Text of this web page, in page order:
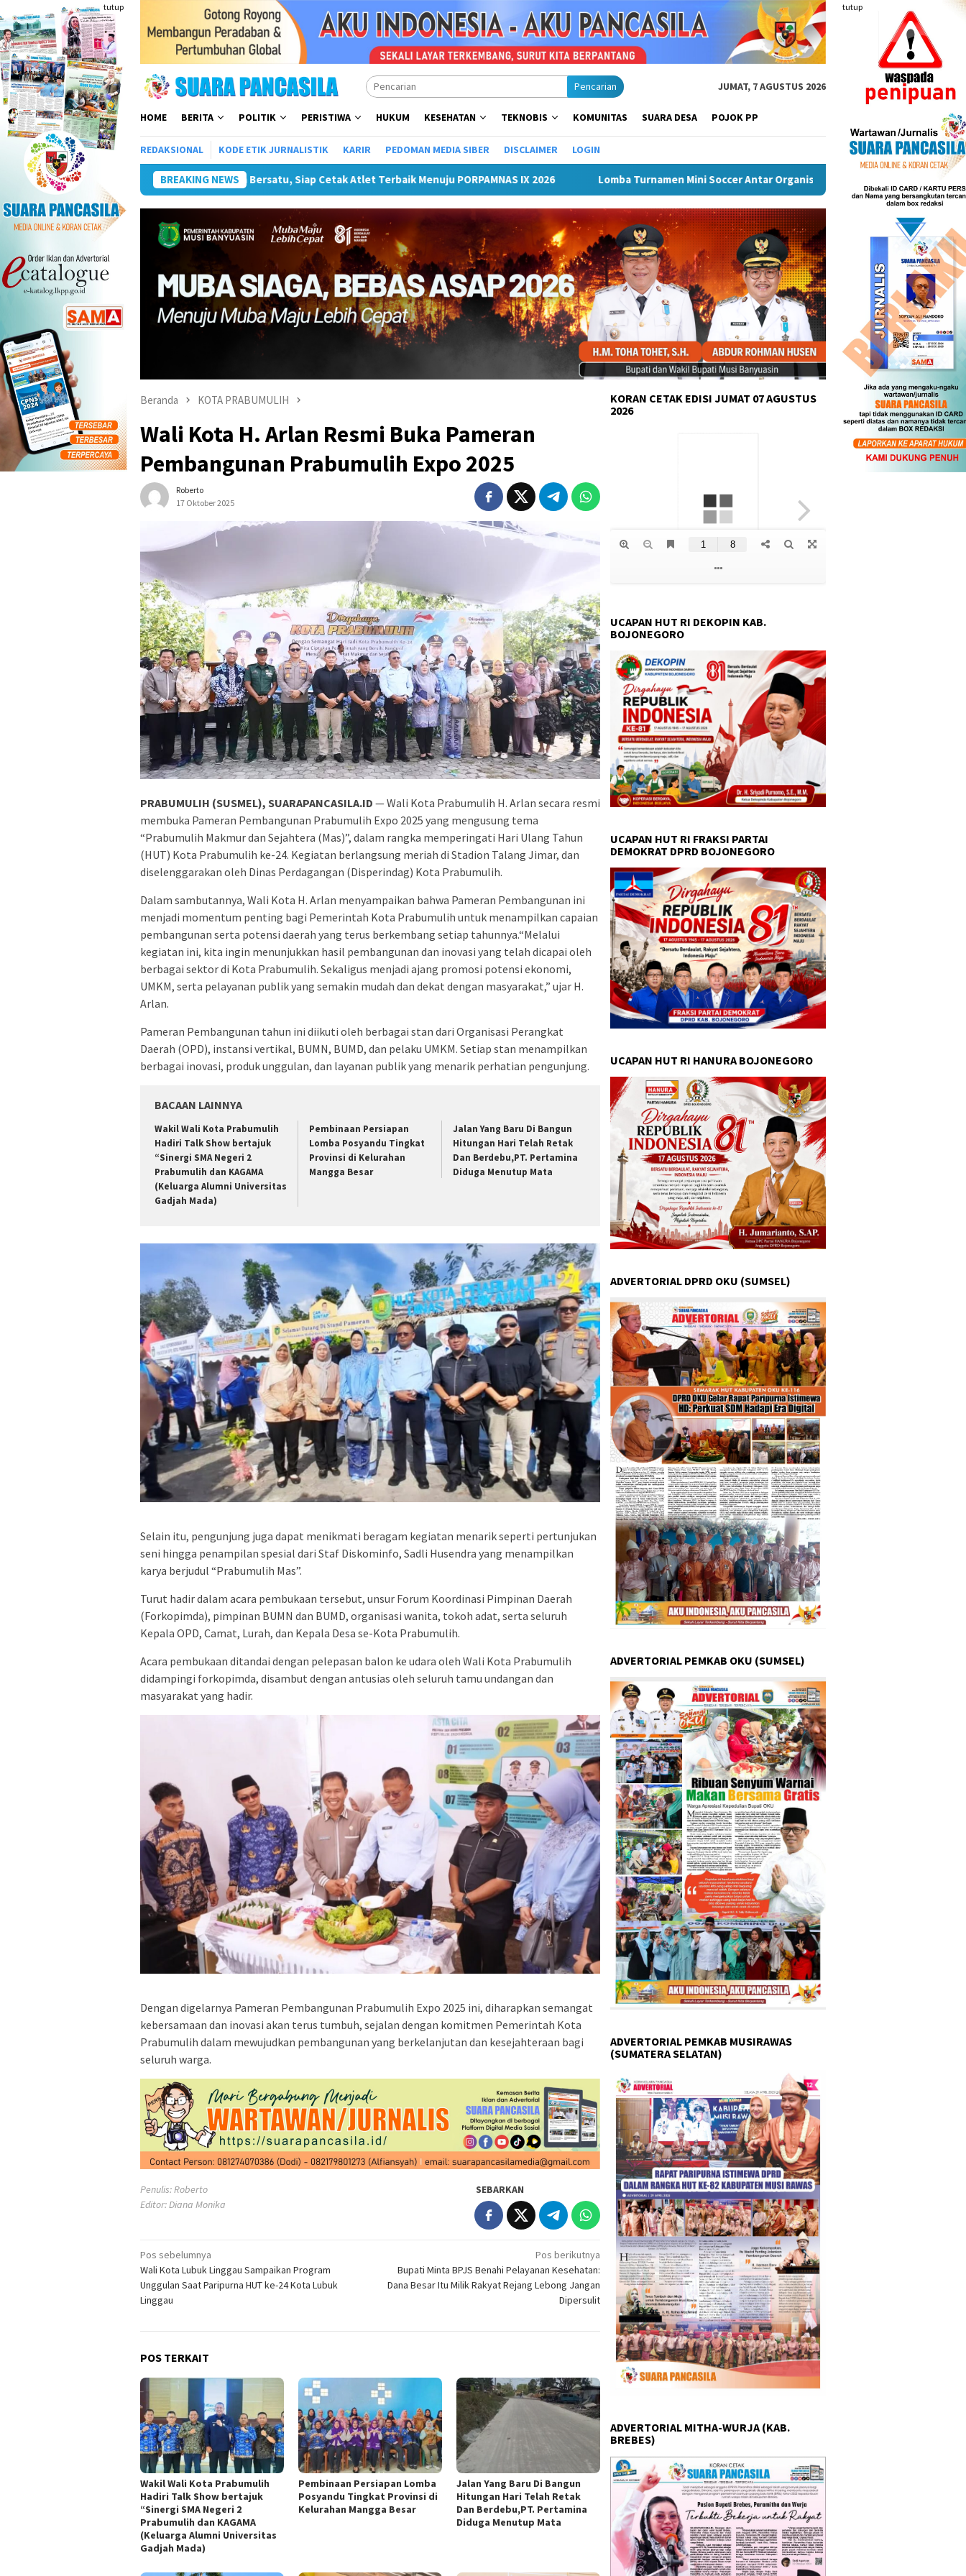
ke
konten
tutup tutup
Pencarian JUMAT, 7 AGUSTUS 2026
HOME BERITA POLITIK PERISTIWA HUKUM KESEHATAN TEKNOBIS KOMUNITAS SUARA DESA POJOK PP
REDAKSIONAL KODE ETIK JURNALISTIK KARIR PEDOMAN MEDIA SIBER DISCLAIMER LOGIN
BREAKING NEWS
Terbaik Menuju PORPAMNAS IX 2026 Lomba Turnamen Mini Soccer Antar Organisasi Perangkat Daerah (OPD) Musi Rawas Puncak Peringatan IPeKB Ke-19, Plt Bupati Rejang
Beranda KOTA PRABUMULIH
Wali Kota H. Arlan Resmi Buka Pameran
Pembangunan Prabumulih Expo 2025
Roberto
17 Oktober 2025
PRABUMULIH (SUSMEL), SUARAPANCASILA.ID — Wali Kota Prabumulih H. Arlan secara resmi
membuka Pameran Pembangunan Prabumulih Expo 2025 yang mengusung tema
“Prabumulih Makmur dan Sejahtera (Mas)”, dalam rangka memperingati Hari Ulang Tahun
(HUT) Kota Prabumulih ke-24. Kegiatan berlangsung meriah di Stadion Talang Jimar, dan
diselenggarakan oleh Dinas Perdagangan (Disperindag) Kota Prabumulih.
Dalam sambutannya, Wali Kota H. Arlan menyampaikan bahwa Pameran Pembangunan ini
menjadi momentum penting bagi Pemerintah Kota Prabumulih untuk menampilkan capaian
pembangunan serta potensi daerah yang terus berkembang setiap tahunnya.“Melalui
kegiatan ini, kita ingin menunjukkan hasil pembangunan dan inovasi yang telah dicapai oleh
berbagai sektor di Kota Prabumulih. Sekaligus menjadi ajang promosi potensi ekonomi,
UMKM, serta pelayanan publik yang semakin mudah dan dekat dengan masyarakat,” ujar H.
Arlan.
Pameran Pembangunan tahun ini diikuti oleh berbagai stan dari Organisasi Perangkat
Daerah (OPD), instansi vertikal, BUMN, BUMD, dan pelaku UMKM. Setiap stan menampilkan
berbagai inovasi, produk unggulan, dan layanan publik yang menarik perhatian pengunjung.
BACAAN LAINNYA
Wakil Wali Kota Prabumulih
Hadiri Talk Show bertajuk
“Sinergi SMA Negeri 2
Prabumulih dan KAGAMA
(Keluarga Alumni Universitas
Gadjah Mada)
Pembinaan Persiapan
Lomba Posyandu Tingkat
Provinsi di Kelurahan
Mangga Besar
Jalan Yang Baru Di Bangun
Hitungan Hari Telah Retak
Dan Berdebu,PT. Pertamina
Diduga Menutup Mata
Selain itu, pengunjung juga dapat menikmati beragam kegiatan menarik seperti pertunjukan
seni hingga penampilan spesial dari Staf Diskominfo, Sadli Husendra yang menampilkan
karya berjudul “Prabumulih Mas”.
Turut hadir dalam acara pembukaan tersebut, unsur Forum Koordinasi Pimpinan Daerah
(Forkopimda), pimpinan BUMN dan BUMD, organisasi wanita, tokoh adat, serta seluruh
Kepala OPD, Camat, Lurah, dan Kepala Desa se-Kota Prabumulih.
Acara pembukaan ditandai dengan pelepasan balon ke udara oleh Wali Kota Prabumulih
didampingi forkopimda, disambut dengan antusias oleh seluruh tamu undangan dan
masyarakat yang hadir.
Dengan digelarnya Pameran Pembangunan Prabumulih Expo 2025 ini, diharapkan semangat
kebersamaan dan inovasi akan terus tumbuh, sejalan dengan komitmen Pemerintah Kota
Prabumulih dalam mewujudkan pembangunan yang berkelanjutan dan kesejahteraan bagi
seluruh warga.
Penulis: Roberto
Editor: Diana Monika
SEBARKAN
Navigasi
pos
Pos sebelumnya
Wali Kota Lubuk Linggau Sampaikan Program
Unggulan Saat Paripurna HUT ke-24 Kota Lubuk
Linggau
Pos berikutnya
Bupati Minta BPJS Benahi Pelayanan Kesehatan:
Dana Besar Itu Milik Rakyat Rejang Lebong Jangan
Dipersulit
POS TERKAIT
Wakil Wali Kota Prabumulih
Hadiri Talk Show bertajuk
“Sinergi SMA Negeri 2
Prabumulih dan KAGAMA
(Keluarga Alumni Universitas
Gadjah Mada)
Pembinaan Persiapan Lomba
Posyandu Tingkat Provinsi di
Kelurahan Mangga Besar
Jalan Yang Baru Di Bangun
Hitungan Hari Telah Retak
Dan Berdebu,PT. Pertamina
Diduga Menutup Mata
KORAN CETAK EDISI JUMAT 07 AGUSTUS
2026
UCAPAN HUT RI DEKOPIN KAB.
BOJONEGORO
UCAPAN HUT RI FRAKSI PARTAI
DEMOKRAT DPRD BOJONEGORO
UCAPAN HUT RI HANURA BOJONEGORO
ADVERTORIAL DPRD OKU (SUMSEL)
ADVERTORIAL PEMKAB OKU (SUMSEL)
ADVERTORIAL PEMKAB MUSIRAWAS
(SUMATERA SELATAN)
ADVERTORIAL MITHA-WURJA (KAB.
BREBES)